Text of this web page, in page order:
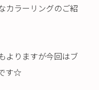
カラーリングのご紹
よりますが今回はブ
す☆